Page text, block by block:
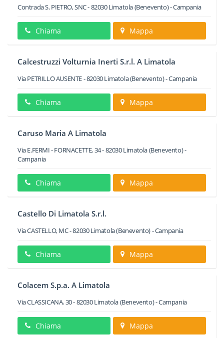
Contrada S. PIETRO, SNC-82030Limatola(Benevento) -Campania
Chiama Mappa
Calcestruzzi Volturnia Inerti S.r.l. A Limatola
Via PETRILLO AUSENTE-82030Limatola(Benevento) -Campania
Chiama Mappa
Caruso Maria A Limatola
Via E.FERMI - FORNACETTE, 34-82030Limatola(Benevento) -
Campania
Chiama Mappa
Castello Di Limatola S.r.l.
Via CASTELLO, MC-82030Limatola(Benevento) -Campania
Chiama Mappa
Colacem S.p.a. A Limatola
Via CLASSICANA, 30-82030Limatola(Benevento) -Campania
Chiama Mappa